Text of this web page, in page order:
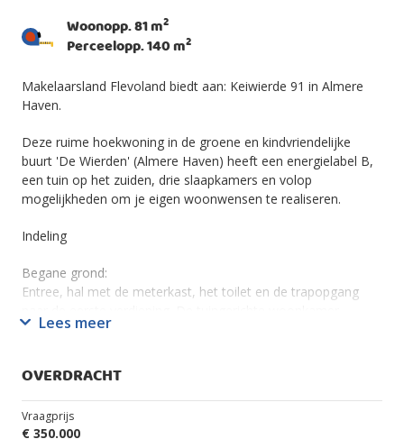
Woonopp. 81 m2
Perceelopp. 140 m2
Makelaarsland Flevoland biedt aan: Keiwierde 91 in Almere
Haven.
Deze ruime hoekwoning in de groene en kindvriendelijke
buurt 'De Wierden' (Almere Haven) heeft een energielabel B,
een tuin op het zuiden, drie slaapkamers en volop
mogelijkheden om je eigen woonwensen te realiseren.
Indeling
Begane grond:
Entree, hal met de meterkast, het toilet en de trapopgang
dankzij de grote raampartijen geniet je hier van veel natuurlijk
bevindt zich aan de voorzijde van de woning.
Eerste verdieping:
Overloop, drie slaapkamers, berging met opstelplaats Cv-
Lees meer
OVERDRACHT
Vraagprijs
€ 350.000